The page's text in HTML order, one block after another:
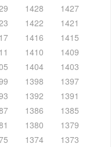
1428
1427
1422
1421
1416
1415
1410
1409
1404
1403
1398
1397
1392
1391
1386
1385
1380
1379
1374
1373